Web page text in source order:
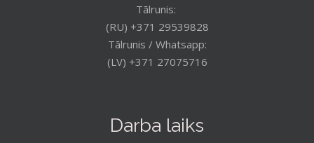
Tālrunis:
(RU) +371 29539828
Tālrunis / Whatsapp:
(LV) +371 27075716
Darba laiks